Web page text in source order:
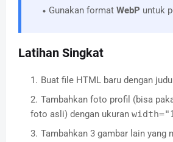
Gunakan format WebP untuk
Latihan Singkat
Buat file HTML baru dengan
Tambahkan foto profil (bisa
foto asli) dengan ukuran
Tambahkan 3 gambar lain yang